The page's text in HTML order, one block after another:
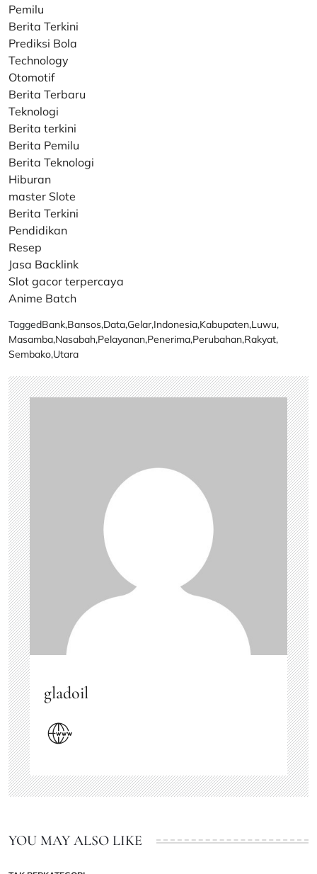
Pemilu
Berita Terkini
Prediksi Bola
Technology
Otomotif
Berita Terbaru
Teknologi
Berita terkini
Berita Pemilu
Berita Teknologi
Hiburan
master Slote
Berita Terkini
Pendidikan
Resep
Jasa Backlink
Slot gacor terpercaya
Anime Batch
TaggedBank,Bansos,Data,Gelar,Indonesia,Kabupaten,Luwu,
Masamba,Nasabah,Pelayanan,Penerima,Perubahan,Rakyat,
Sembako,Utara
gladoil
YOU MAY ALSO LIKE